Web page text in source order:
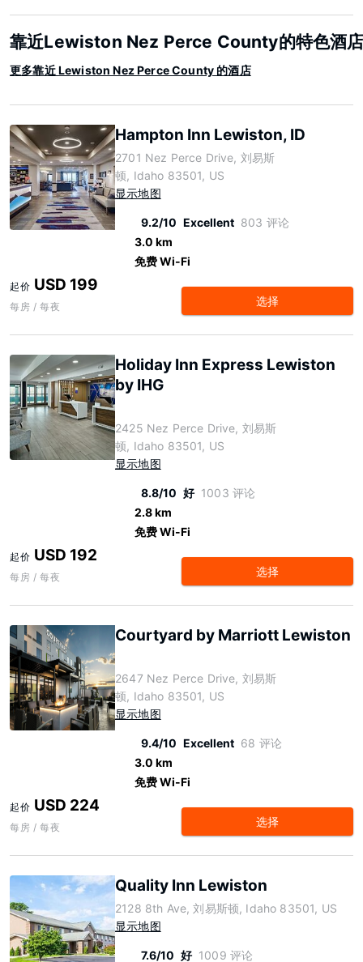
靠近Lewiston Nez Perce County的特色酒
更多靠近 Lewiston Nez Perce County 的酒店
Hampton Inn Lewiston, ID
2701 Nez Perce Drive, 刘易斯
顿, Idaho 83501, US
显示地图
9.2/10 Excellent 803 评论
3.0 km
免费 Wi-Fi
起价 USD 199
每房 / 每夜 选择
Holiday Inn Express Lewiston
by IHG
2425 Nez Perce Drive, 刘易斯
顿, Idaho 83501, US
显示地图
8.8/10 好 1003 评论
2.8 km
免费 Wi-Fi
起价 USD 192
每房 / 每夜 选择
Courtyard by Marriott Lewiston
2647 Nez Perce Drive, 刘易斯
顿, Idaho 83501, US
显示地图
9.4/10 Excellent 68 评论
3.0 km
免费 Wi-Fi
起价 USD 224
每房 / 每夜 选择
Quality Inn Lewiston
2128 8th Ave, 刘易斯顿, Idaho 83501, US
显示地图
7.6/10 好 1009 评论